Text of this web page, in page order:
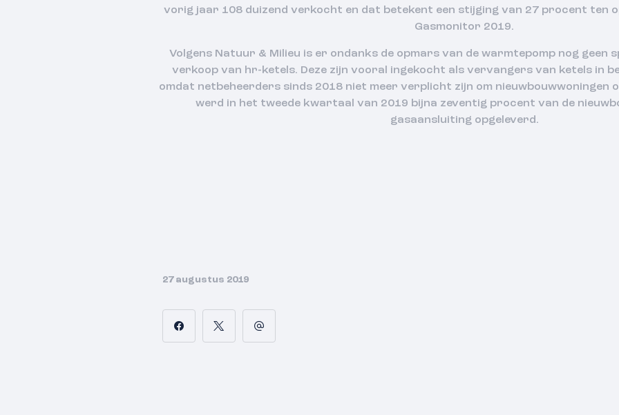
vorig jaar 108 duizend verkocht en dat betekent een stijging van 27 procent ten
Gasmonitor 2019.
Volgens Natuur & Milieu is er ondanks de opmars van de warmtepomp nog geen
verkoop van hr-ketels. Deze zijn vooral ingekocht als vervangers van ketels in
omdat netbeheerders sinds 2018 niet meer verplicht zijn om nieuwbouwwoningen
werd in het tweede kwartaal van 2019 bijna zeventig procent van de
gasaansluiting opgeleverd.
27 augustus 2019